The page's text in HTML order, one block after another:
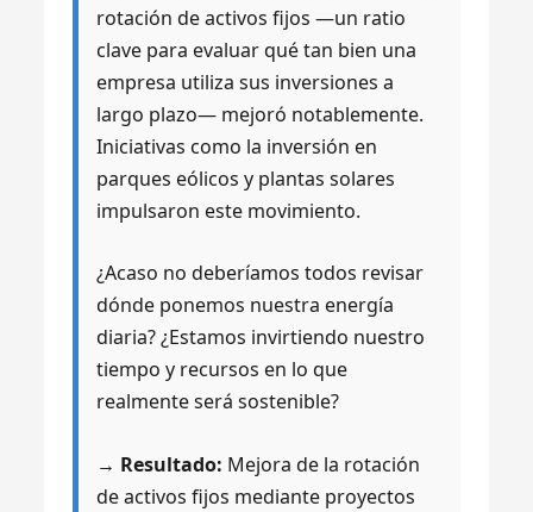
rotación de activos fijos —un ratio
clave para evaluar qué tan bien una
empresa utiliza sus inversiones a
largo plazo— mejoró notablemente.
Iniciativas como la inversión en
parques eólicos y plantas solares
impulsaron este movimiento.
¿Acaso no deberíamos todos revisar
dónde ponemos nuestra energía
diaria? ¿Estamos invirtiendo nuestro
tiempo y recursos en lo que
realmente será sostenible?
→ Resultado: Mejora de la rotación
de activos fijos mediante proyectos